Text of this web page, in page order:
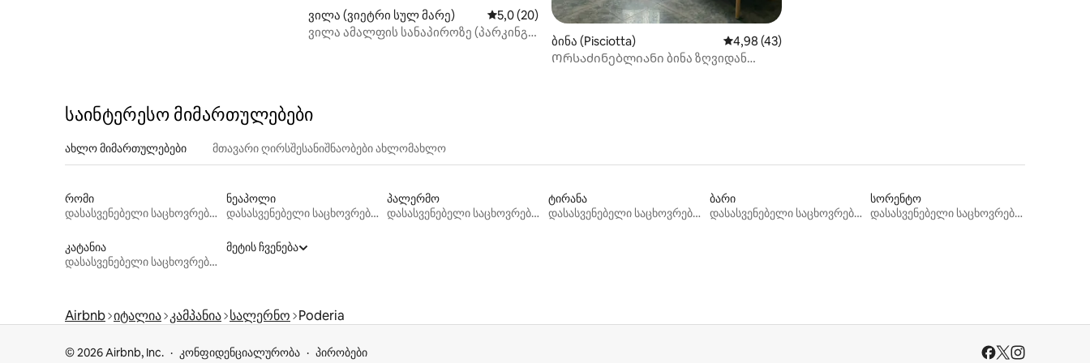
ვილა (ვიეტრი სულ მარე) საშუალო შეფასებაა 5‑დან 5,0, 20 მიმოხილვა
5,0 (20)
ვილა ამალფის სანაპიროზე (პარკინგი
ბინა (Pisciotta) საშუალო შეფასებაა 5‑დან 4,98, 43 მიმოხილვა
4,98 (43)
Ორსაძინებლიანი ბინა ზღვიდან
საინტერესო მიმართულებები
ახლო მიმართულებები მთავარი ღირსშესანიშნაობები ახლომახლო
რომი
დასასვენებელი საცხოვრებლები
ნეაპოლი
დასასვენებელი საცხოვრებლები
პალერმო
დასასვენებელი საცხოვრებლები
ტირანა
დასასვენებელი საცხოვრებლები
ბარი
დასასვენებელი საცხოვრებლები
სორენტო
დასასვენებელი საცხოვრებლები
კატანია
დასასვენებელი საცხოვრებლები
მეტის ჩვენება
Airbnb იტალია კამპანია სალერნო Poderia
© 2026 Airbnb, Inc. კონფიდენციალურობა პირობები